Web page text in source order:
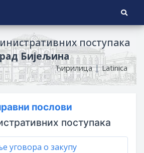
поступака
Бијељина
Ћирилица |Latinica
послови
поступака
уговора о закупу